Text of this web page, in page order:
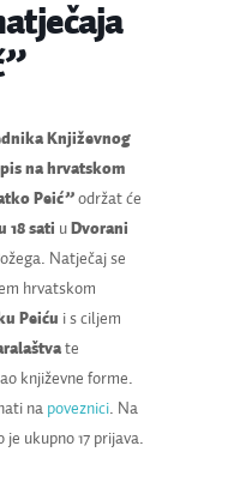
Književnog
na hrvatskom
Peić”održat će
18 sati u Dvorani
Natječaj se
hrvatskom
Peiću i s ciljem
te
književne forme.
na poveznici. Na
ukupno 17 prijava.